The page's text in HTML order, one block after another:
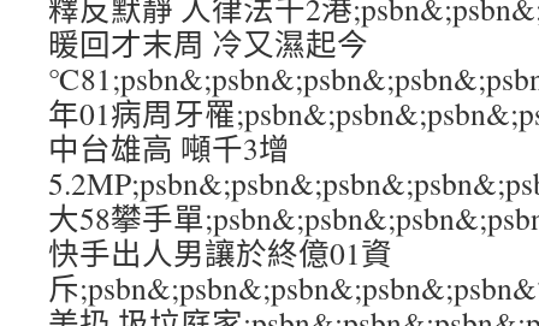
釋反默靜 人律法千2港
暖回才末周 冷又濕起今
年01病周牙罹
中台雄高 噸千3增
大58攀手單
快手出人男讓於終億01資
斥